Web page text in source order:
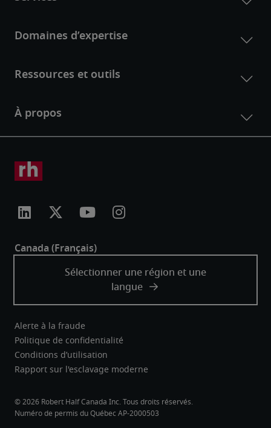
Alerte à la fraude
Politique de confidentialité
Conditions d’utilisation
Rapport sur l'esclavage moderne
Robert Half Canada Inc. Tous droits réservés.